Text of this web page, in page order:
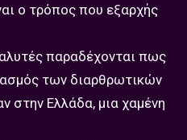
ο τρόπος που εξαρχής
παραδέχονται πως
των διαρθρωτικών
στην Ελλάδα, μια χαμένη